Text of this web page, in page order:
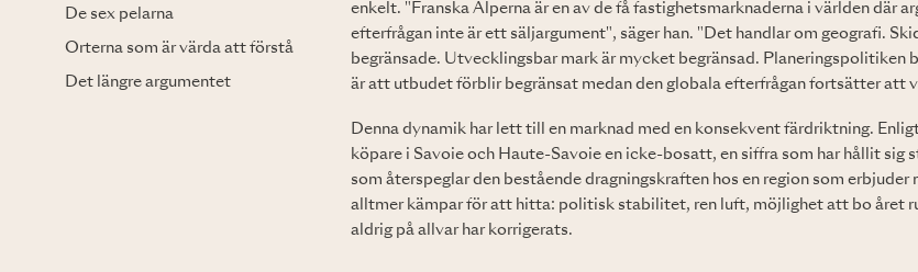
De sex pelarna
Orterna som är värda att förstå
Det längre argumentet
enkelt. "Franska Alperna är en av de få fastighetsmarknaderna i världen där
efterfrågan inte är ett säljargument", säger han. "Det handlar om geografi.
begränsade. Utvecklingsbar mark är mycket begränsad.
är att utbudet förblir begränsat medan den globala efterfrågan fortsätter att
Denna dynamik har lett till en marknad med en konsekvent färdriktning.
köpare i Savoie och Haute-Savoie en icke-bosatt, en siffra som har hållit sig
som återspeglar den bestående dragningskraften hos en region som
alltmer kämpar för att hitta: politisk stabilitet, ren luft, möjlighet att bo året
aldrig på allvar har korrigerats.